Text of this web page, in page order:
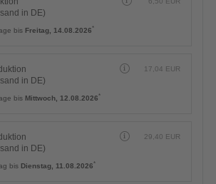
in DE)
bis Freitag, 14.08.2026*
in DE)
17,04 EUR
bis Mittwoch, 12.08.2026*
in DE)
29,40 EUR
bis Dienstag, 11.08.2026*